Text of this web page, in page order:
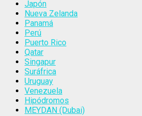
Japón
Nueva Zelanda
Panamá
Perú
Puerto Rico
Qatar
Singapur
Suráfrica
Uruguay
Venezuela
Hipódromos
MEYDAN (Dubai)